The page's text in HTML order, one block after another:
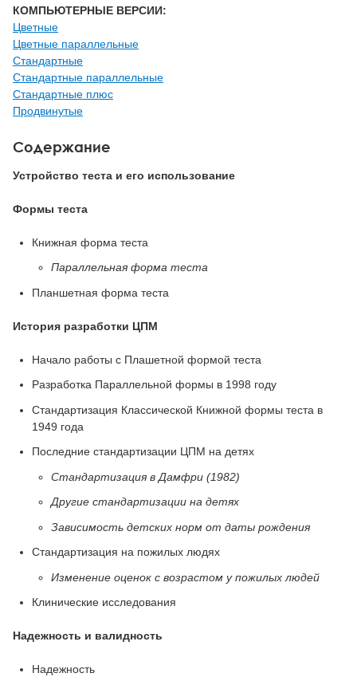
КОМПЬЮТЕРНЫЕ ВЕРСИИ:
Цветные
Цветные параллельные
Стандартные
Стандартные параллельные
Стандартные плюс
Продвинутые
Содержание
Устройство теста и его использование
Формы теста
Книжная форма теста
Параллельная форма теста
Планшетная форма теста
История разработки ЦПМ
Начало работы с Плашетной формой теста
Разработка Параллельной формы в 1998 году
Стандартизация Классической Книжной формы теста в
1949 года
Последние стандартизации ЦПМ на детях
Стандартизация в Дамфри (1982)
Другие стандартизации на детях
Зависимость детских норм от даты рождения
Стандартизация на пожилых людях
Изменение оценок с возрастом у пожилых людей
Клинические исследования
Надежность и валидность
Надежность